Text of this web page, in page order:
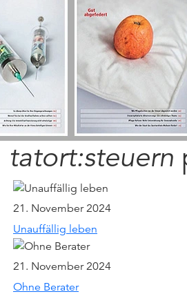
tatort:steuern
21. November 2024
Unauffällig leben
21. November 2024
Ohne Berater